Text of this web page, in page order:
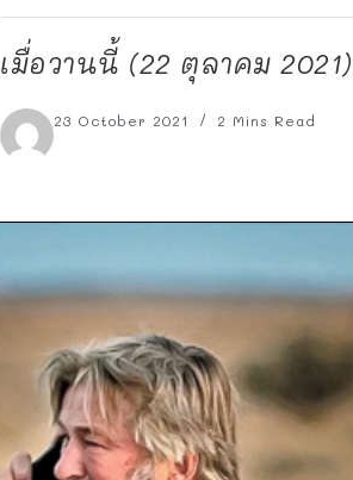
เมื่อวานนี้ (22 ตุลาคม
23 October 2021 2 Mins Read